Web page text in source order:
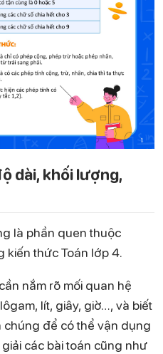
dài, khối lượng,
là phần quen thuộc
thức Toán lớp 4.
nắm rõ mối quan hệ
lít, giây, giờ…, và biết
để có thể vận dụng
các bài toán cũng như